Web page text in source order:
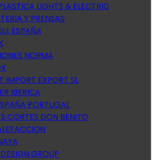
LIGHTS & ELECTRIC
Y PRENSAS
ESPAÑA
NORMA
IMPORT EXPORT SL
IBERICA
PORTUGAL
CORTES DON BENITO
GROUP